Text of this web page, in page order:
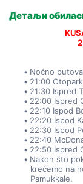
Детаљи
Noćno
21:00
21:30 Ispred
22:00 Ispred
22:10 Ispod
22:20 Ispod
22:30 Ispod
22:40
22:50 Ispred
Nakon što
krećemo na
Pamukkale.